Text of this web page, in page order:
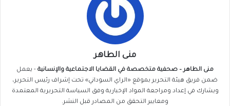
منى الطاهر
منى الطاهر – صحفية متخصصة في القضايا الاجتماعية والإنسانية - يعمل
ضمن فريق هيئة التحرير بموقع «الراي السوداني» تحت إشراف رئيس التحرير،
ويشارك في إعداد ومراجعة المواد الإخبارية وفق السياسة التحريرية المعتمدة
ومعايير التحقق من المصادر قبل النشر.